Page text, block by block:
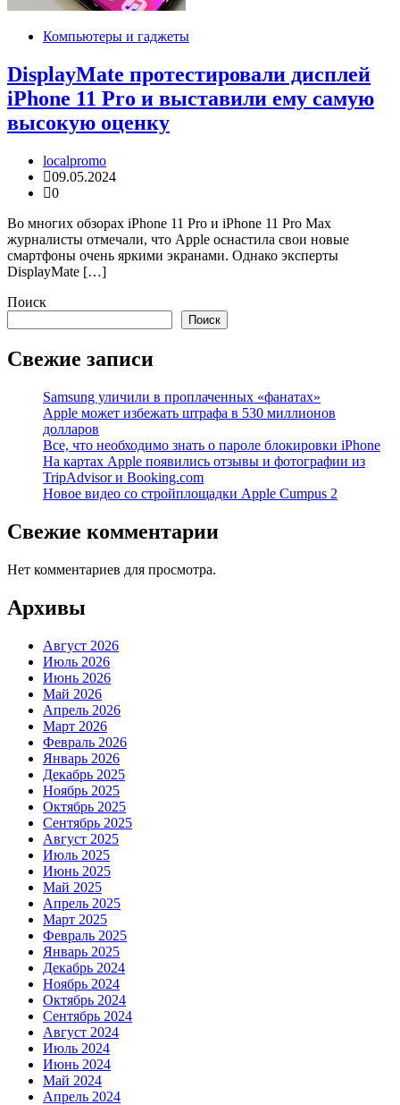
Компьютеры и гаджеты
DisplayMate протестировали дисплей
iPhone 11 Pro и выставили ему самую
высокую оценку
localpromo
09.05.2024
0
Во многих обзорах iPhone 11 Pro и iPhone 11 Pro Max
журналисты отмечали, что Apple оснастила свои новые
смартфоны очень яркими экранами. Однако эксперты
DisplayMate […]
Поиск
Поиск
Свежие записи
Samsung уличили в проплаченных «фанатах»
Apple может избежать штрафа в 530 миллионов
долларов
Все, что необходимо знать о пароле блокировки iPhone
На картах Apple появились отзывы и фотографии из
TripAdvisor и Booking.com
Новое видео со стройплощадки Apple Cumpus 2
Свежие комментарии
Нет комментариев для просмотра.
Архивы
Август 2026
Июль 2026
Июнь 2026
Май 2026
Апрель 2026
Март 2026
Февраль 2026
Январь 2026
Декабрь 2025
Ноябрь 2025
Октябрь 2025
Сентябрь 2025
Август 2025
Июль 2025
Июнь 2025
Май 2025
Апрель 2025
Март 2025
Февраль 2025
Январь 2025
Декабрь 2024
Ноябрь 2024
Октябрь 2024
Сентябрь 2024
Август 2024
Июль 2024
Июнь 2024
Май 2024
Апрель 2024